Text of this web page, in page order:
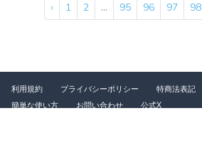
‹ 1 2 ... 95 96 97 98
利用規約 プライバシーポリシー 特商法表記
簡単な使い方
お問い合わせ 公式X